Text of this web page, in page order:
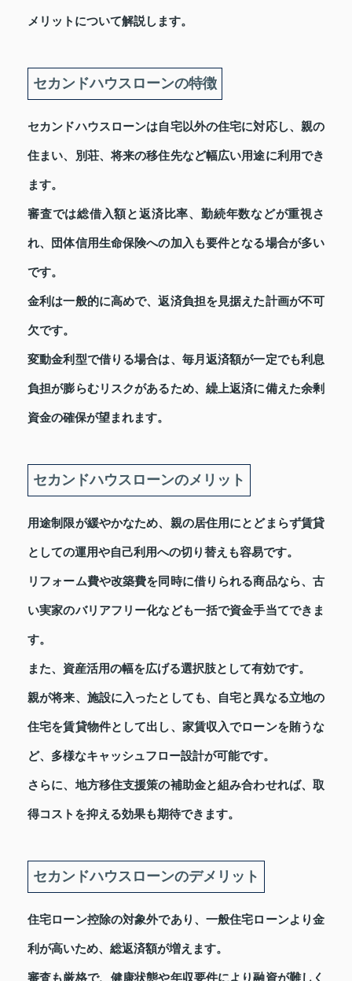
メリットについて解説します。
セカンドハウスローンの特徴
セカンドハウスローンは自宅以外の住宅に対応し、親の
住まい、別荘、将来の移住先など幅広い用途に利用でき
ます。
審査では総借入額と返済比率、勤続年数などが重視さ
れ、団体信用生命保険への加入も要件となる場合が多い
です。
金利は一般的に高めで、返済負担を見据えた計画が不可
欠です。
変動金利型で借りる場合は、毎月返済額が一定でも利息
負担が膨らむリスクがあるため、繰上返済に備えた余剰
資金の確保が望まれます。
セカンドハウスローンのメリット
用途制限が緩やかなため、親の居住用にとどまらず賃貸
としての運用や自己利用への切り替えも容易です。
リフォーム費や改築費を同時に借りられる商品なら、古
い実家のバリアフリー化なども一括で資金手当てできま
す。
また、資産活用の幅を広げる選択肢として有効です。
親が将来、施設に入ったとしても、自宅と異なる立地の
住宅を賃貸物件として出し、家賃収入でローンを賄うな
ど、多様なキャッシュフロー設計が可能です。
さらに、地方移住支援策の補助金と組み合わせれば、取
得コストを抑える効果も期待できます。
セカンドハウスローンのデメリット
住宅ローン控除の対象外であり、一般住宅ローンより金
利が高いため、総返済額が増えます。
審査も厳格で、健康状態や年収要件により融資が難しく